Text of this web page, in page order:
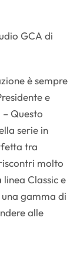
GCA di
è sempre
e
Questo
serie in
tra
molto
Classic e
gamma di
alle